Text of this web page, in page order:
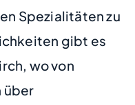
Spezialitäten zu
gibt es
wo von
über